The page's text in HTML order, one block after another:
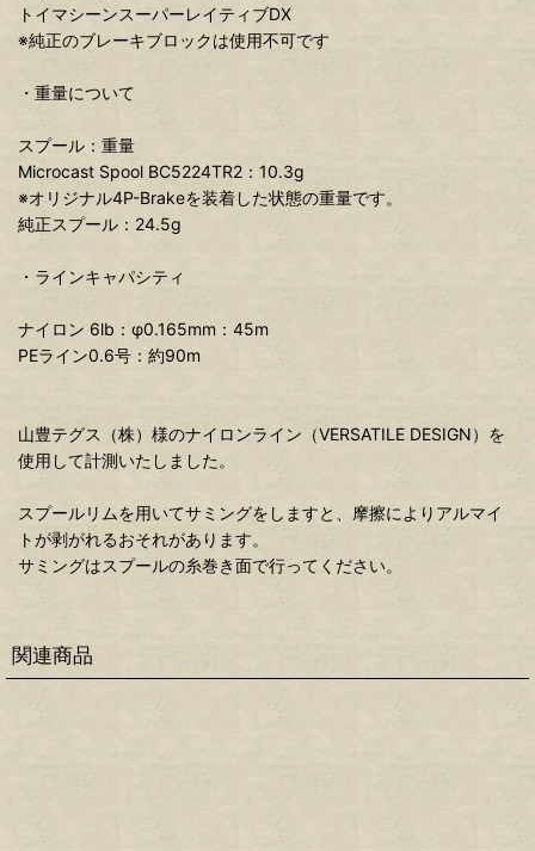
トイマシーンスーパーレイティブDX
※純正のブレーキブロックは使用不可です
・重量について
スプール：重量
Microcast Spool BC5224TR2：10.3g
※オリジナル4P-Brakeを装着した状態の重量です。
純正スプール：24.5g
・ラインキャパシティ
ナイロン 6lb：φ0.165mm：45m
PEライン0.6号：約90m
山豊テグス（株）様のナイロンライン（VERSATILE DESIGN）を
使用して計測いたしました。
スプールリムを用いてサミングをしますと、摩擦によりアルマイ
トが剥がれるおそれがあります。
サミングはスプールの糸巻き面で行ってください。
関連商品